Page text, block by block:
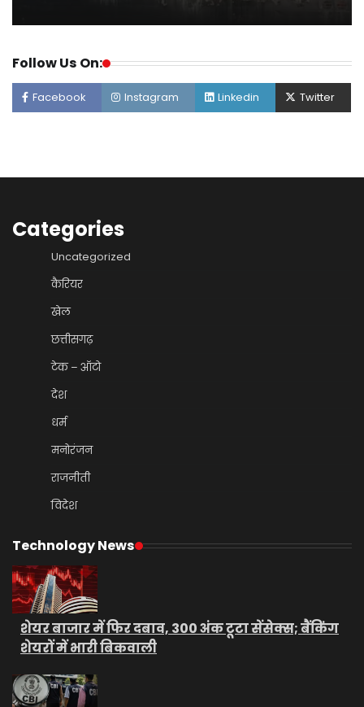
Follow Us On:
Facebook Instagram Linkedin Twitter
Categories
Uncategorized
कैरियर
खेल
छत्तीसगढ़
टेक – ऑटो
देश
धर्म
मनोरंजन
राजनीती
विदेश
Technology News
शेयर बाजार में फिर दबाव, 300 अंक टूटा सेंसेक्स; बैंकिंग
शेयरों में भारी बिकवाली